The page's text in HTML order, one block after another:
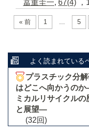
冨重圭一, 67(4)
« 前 1 ... 5
よく読まれている
プラスチック分
はどこへ向かうの
ミカルリサイクルの
と展望―
(32回)